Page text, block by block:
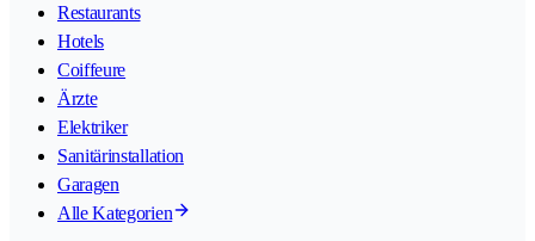
Restaurants
Hotels
Coiffeure
Ärzte
Elektriker
Sanitärinstallation
Garagen
Alle Kategorien